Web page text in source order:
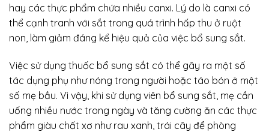
hay các thực phẩm chứa nhiều canxi. Lý do là canxi có
thể cạnh tranh với sắt trong quá trình hấp thu ở ruột
non, làm giảm đáng kể hiệu quả của việc bổ sung sắt.
Việc sử dụng thuốc bổ sung sắt có thể gây ra một số
tác dụng phụ như nóng trong người hoặc táo bón ở một
số mẹ bầu. Vì vậy, khi sử dụng viên bổ sung sắt, mẹ cần
uống nhiều nước trong ngày và tăng cường ăn các thực
phẩm giàu chất xơ như rau xanh, trái cây để phòng